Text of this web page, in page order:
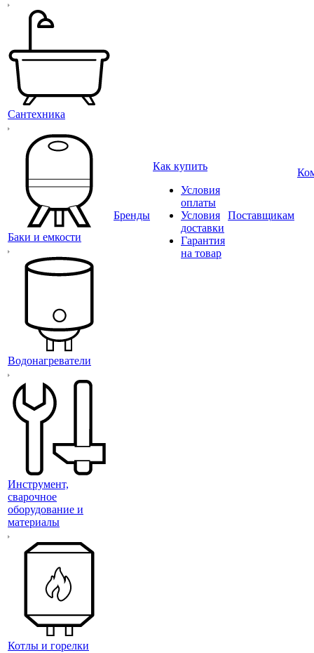
Сантехника
Баки и емкости
Водонагреватели
Инструмент,
сварочное
оборудование и
материалы
Котлы и горелки
Бренды
Как купить
Условия
оплаты
Условия
доставки
Гарантия
на товар
Поставщикам